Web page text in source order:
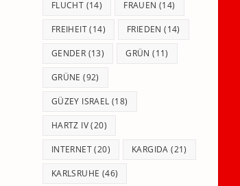
FLUCHT (14) FRAUEN (14)
FREIHEIT(14) FRIEDEN (14)
GENDER (13) GRÜN (11)
GRÜNE (92)
GÜZEY ISRAEL (18)
HARTZ IV(20)
INTERNET(20) KARGIDA (21)
KARLSRUHE (46)